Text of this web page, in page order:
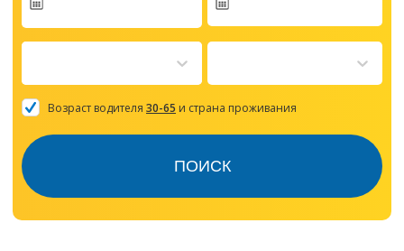
forward
with
the
and
Возраст водителя 30-65 и страна проживания
ПОИСК